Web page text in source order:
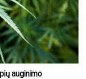
auginimo